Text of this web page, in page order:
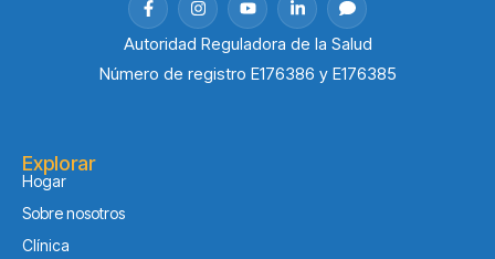
Autoridad Reguladora de la Salud
Número de registro E176386 y E176385
Explorar
Hogar
Sobre nosotros
Clínica